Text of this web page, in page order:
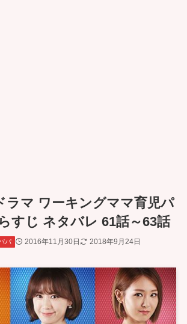
ラマ ワーキングママ育児パ
すじ ネタバレ 61話～63話
パ 2016年11月30日 2018年9月24日